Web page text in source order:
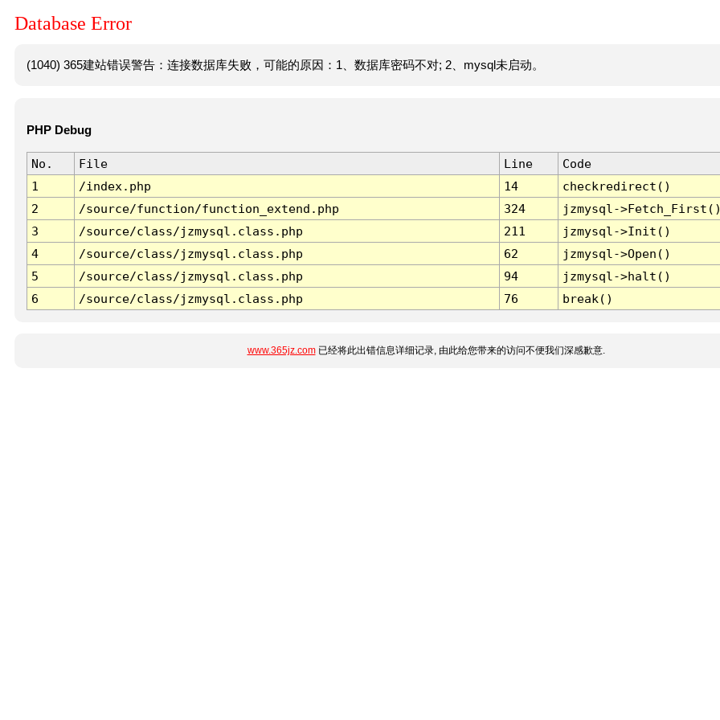
Database Error
(1040) 365建站错误警告：连接数据库失败，可能的原因：1、数据库密码不对; 2、mysql未启动。
PHP Debug
No. File Line
Code
1
/index.php 14
checkredirect()
2
/source/function/function_extend.php 324
jzmysql-
3
/source/class/jzmysql.class.php 211
jzmysql->Init()
4
/source/class/jzmysql.class.php 62
jzmysql->Open()
5
/source/class/jzmysql.class.php 94
jzmysql->halt()
6
/source/class/jzmysql.class.php 76 break()
www.365jz.com已经将此出错信息详细记录, 由此给您带来的访问不便我们深感歉意.